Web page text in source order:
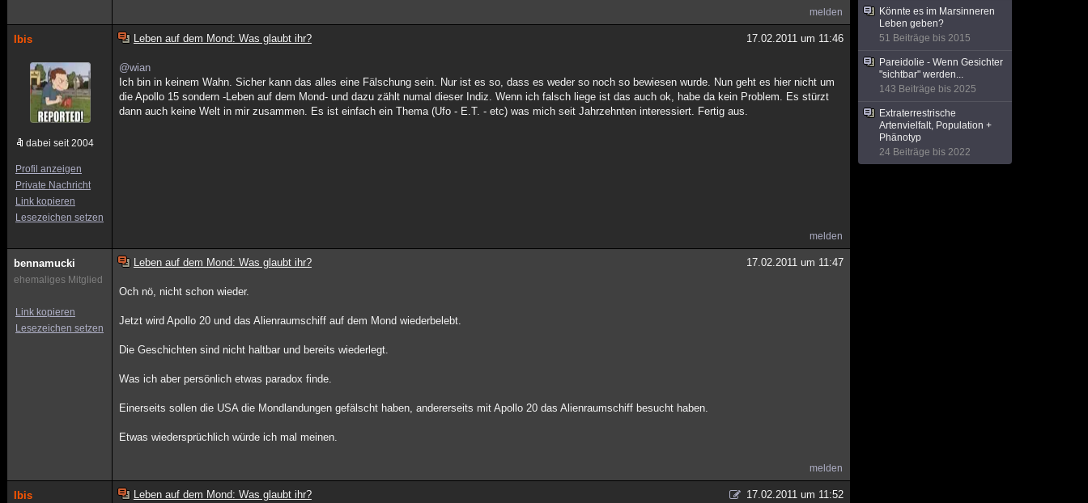
melden
Ibis
dabei seit 2004
Profil anzeigen
Private Nachricht
Link kopieren
Lesezeichen setzen
Leben auf dem Mond: Was glaubt ihr? 17.02.2011 um 11:46
@wian
Ich bin in keinem Wahn. Sicher kann das alles eine Fälschung sein. Nur ist es so, dass es weder so noch so bewiesen wurde. Nun geht es hier nicht um
die Apollo 15 sondern -Leben auf dem Mond- und dazu zählt numal dieser Indiz. Wenn ich falsch liege ist das auch ok, habe da kein Problem. Es stürzt
dann auch keine Welt in mir zusammen. Es ist einfach ein Thema (Ufo - E.T. - etc) was mich seit Jahrzehnten interessiert. Fertig aus.
melden
bennamucki
ehemaliges Mitglied
Link kopieren
Lesezeichen setzen
Leben auf dem Mond: Was glaubt ihr? 17.02.2011 um 11:47
Och nö, nicht schon wieder.
Jetzt wird Apollo 20 und das Alienraumschiff auf dem Mond wiederbelebt.
Die Geschichten sind nicht haltbar und bereits wiederlegt.
Was ich aber persönlich etwas paradox finde.
Einerseits sollen die USA die Mondlandungen gefälscht haben, andererseits mit Apollo 20 das Alienraumschiff besucht haben.
Etwas wiedersprüchlich würde ich mal meinen.
melden
Ibis Leben auf dem Mond: Was glaubt ihr? 17.02.2011 um 11:52
Könnte es im Marsinneren
Leben geben?
51 Beiträge bis 2015
Pareidolie - Wenn Gesichter
"sichtbar" werden...
143 Beiträge bis 2025
Extraterrestrische
Artenvielfalt, Population +
Phänotyp
24 Beiträge bis 2022